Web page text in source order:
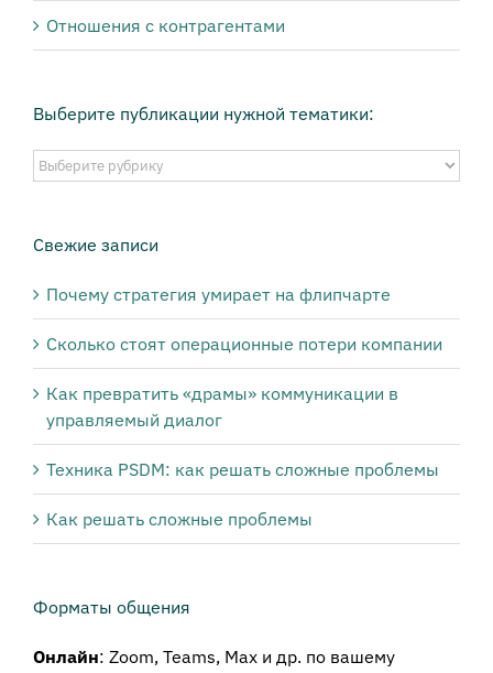
Отношения с контрагентами
Выберите публикации нужной тематики:
Выберите
публикации
тематики:
Свежие записи
Почему стратегия умирает на флипчарте
Сколько стоят операционные потери компании
Как превратить «драмы» коммуникации в
управляемый диалог
Техника PSDM: как решать сложные проблемы
Как решать сложные проблемы
Форматы общения
Онлайн: Zoom, Teams, Max и др. по вашему